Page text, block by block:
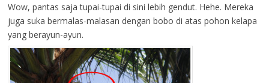
Wow, pantas saja tupai-tupai di sini lebih gendut. Hehe. Mereka
juga suka bermalas-malasan dengan bobo di atas pohon kelapa
yang berayun-ayun.